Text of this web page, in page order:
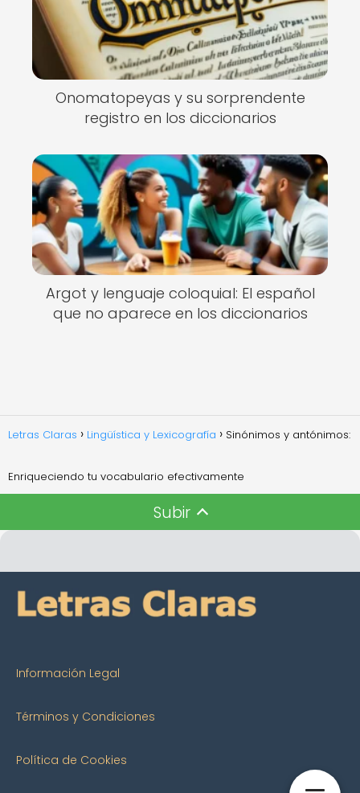
Onomatopeyas y su sorprendente
registro en los diccionarios
Argot y lenguaje coloquial: El español
que no aparece en los diccionarios
Letras Claras Lingüística y Lexicografía Sinónimos y antónimos:
Enriqueciendo tu vocabulario efectivamente
Subir
Información Legal
Términos y Condiciones
Política de Cookies